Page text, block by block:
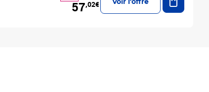
57,02€ Voir l'offre